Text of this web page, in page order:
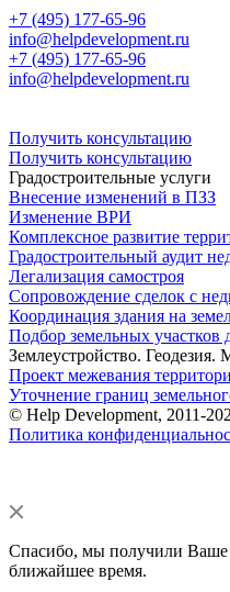
+7 (495) 177-65-96
info@helpdevelopment.ru
+7 (495) 177-65-96
info@helpdevelopment.ru
Получить консультацию
Получить консультацию
Градостроительные услуги
Внесение изменений в ПЗЗ
Изменение ВРИ
Комплексное развитие
Градостроительный аудит
Легализация самостроя
Сопровождение сделок с
Координация здания на
Подбор земельных участков
Землеустройство. Геодезия.
Проект межевания
Уточнение границ
© Help Development, 2011-
Политика
Спасибо, мы получили Ваше
ближайшее время.